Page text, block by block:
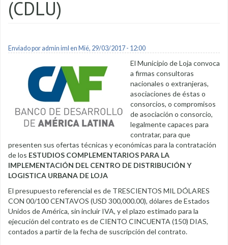
(CDLU)
Enviado por admin iml en Mié, 29/03/2017 - 12:00
El Municipio de Loja convoca
a firmas consultoras
nacionales o extranjeras,
asociaciones de éstas o
consorcios, o compromisos
de asociación o consorcio,
legalmente capaces para
contratar, para que
presenten sus ofertas técnicas y económicas para la contratación
de los ESTUDIOS COMPLEMENTARIOS PARA LA
IMPLEMENTACIÓN DEL CENTRO DE DISTRIBUCIÓN Y
LOGISTICA URBANA DE LOJA
El presupuesto referencial es de TRESCIENTOS MIL DÓLARES
CON 00/100 CENTAVOS (USD 300,000.00), dólares de Estados
Unidos de América, sin incluir IVA, y el plazo estimado para la
ejecución del contrato es de CIENTO CINCUENTA (150) DIAS,
contados a partir de la fecha de suscripción del contrato.